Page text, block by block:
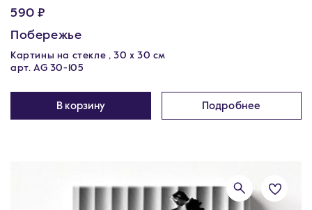
590 ₽
Побережье
Картины на стекле , 30 x 30 см
арт. AG 30-105
В корзину Подробнее